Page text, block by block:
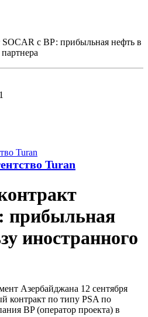
SOCAR с BР: прибыльная нефть в
Turan
прибыльная
иностранного
Азербайджана 12 сентября
контракт по типу PSA по
BP (оператор проекта) в